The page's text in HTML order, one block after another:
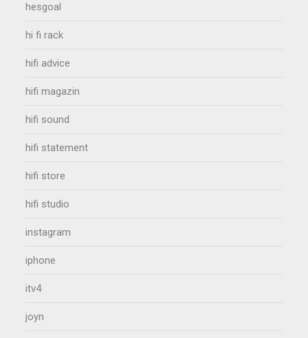
hesgoal
hi fi rack
hifi advice
hifi magazin
hifi sound
hifi statement
hifi store
hifi studio
instagram
iphone
itv4
joyn